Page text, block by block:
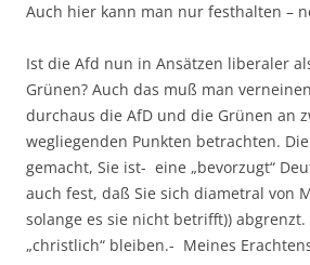
Auch hier kann man nur festhalten –
Ist die Afd nun in Ansätzen liberaler
Grünen? Auch das muß man
durchaus die AfD und die Grünen an
wegliegenden Punkten betrachten.
gemacht, Sie ist- eine „bevorzugt“
auch fest, daß Sie sich diametral von
solange es sie nicht betrifft))
„christlich“ bleiben.- Meines